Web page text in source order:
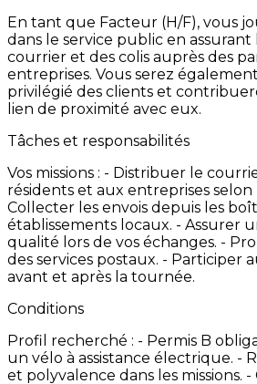
En tant que Facteur (H/F), vous
dans le service public en assurant
courrier et des colis auprès des
entreprises. Vous serez également
privilégié des clients et
lien de proximité avec eux.
Tâches et responsabilités
Vos missions : - Distribuer le
résidents et aux entreprises selon
Collecter les envois depuis les
établissements locaux. - Assurer
qualité lors de vos échanges. -
des services postaux. - Participer
avant et après la tournée.
Conditions
Profil recherché : - Permis B
un vélo à assistance électrique. -
et polyvalence dans les missions. -